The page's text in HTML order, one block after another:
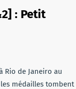
: Petit
Rio de Janeiro au
médailles tombent